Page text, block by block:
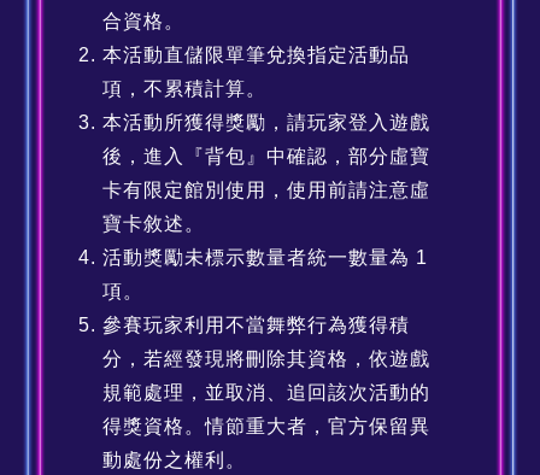
合資格。
本活動直儲限單筆兌換指定活動品
項，不累積計算。
本活動所獲得獎勵，請玩家登入遊戲
後，進入『背包』中確認，部分虛寶
卡有限定館別使用，使用前請注意虛
寶卡敘述。
活動獎勵未標示數量者統一數量為 1
項。
參賽玩家利用不當舞弊行為獲得積
分，若經發現將刪除其資格，依遊戲
規範處理，並取消、追回該次活動的
得獎資格。情節重大者，官方保留異
動處份之權利。